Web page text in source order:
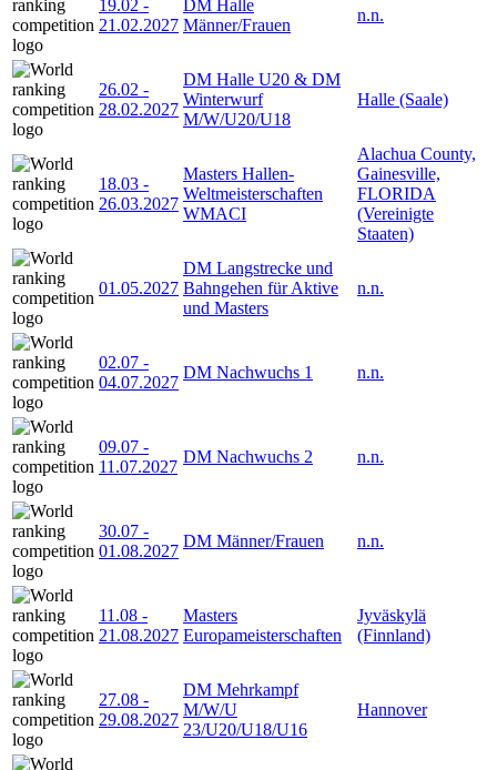
19.02 -
21.02.2027
DM Halle
Männer/Frauen
n.n.
26.02 -
28.02.2027
DM Halle U20 & DM
Winterwurf
M/W/U20/U18
Halle (Saale)
18.03 -
26.03.2027
Masters Hallen-
Weltmeisterschaften
WMACI
Alachua County,
Gainesville,
FLORIDA
(Vereinigte
Staaten)
01.05.2027
DM Langstrecke und
Bahngehen für Aktive
und Masters
n.n.
02.07 -
04.07.2027
DM Nachwuchs 1 n.n.
09.07 -
11.07.2027
DM Nachwuchs 2 n.n.
30.07 -
01.08.2027
DM Männer/Frauen n.n.
11.08 -
21.08.2027
Masters
Europameisterschaften
Jyväskylä
(Finnland)
27.08 -
29.08.2027
DM Mehrkampf
M/W/U
23/U20/U18/U16
Hannover